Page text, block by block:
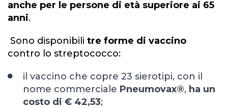
anche per le persone di età superiore ai 65
anni.
Sono disponibili tre forme di vaccino
contro lo streptococco:
il vaccino che copre 23 sierotipi, con il
nome commerciale Pneumovax®, ha un
costo di € 42,53;